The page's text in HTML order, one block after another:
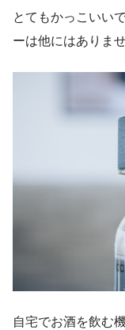
とてもかっこいい
ーは他にはありませ
自宅でお酒を飲む